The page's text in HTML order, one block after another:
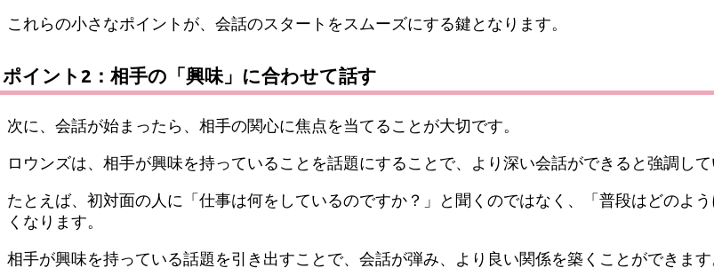
これらの小さなポイントが、会話のスタートをスムーズにする鍵となります。
ポイント2：相手の「興味」に合わせて話す
次に、会話が始まったら、相手の関心に焦点を当てることが大切です。
ロウンズは、相手が興味を持っていることを話題にすることで、より深い会話ができると強調して
たとえば、初対面の人に「仕事は何をしているのですか？」と聞くのではなく、「普段はどのよ
くなります。
相手が興味を持っている話題を引き出すことで、会話が弾み、より良い関係を築くことができます